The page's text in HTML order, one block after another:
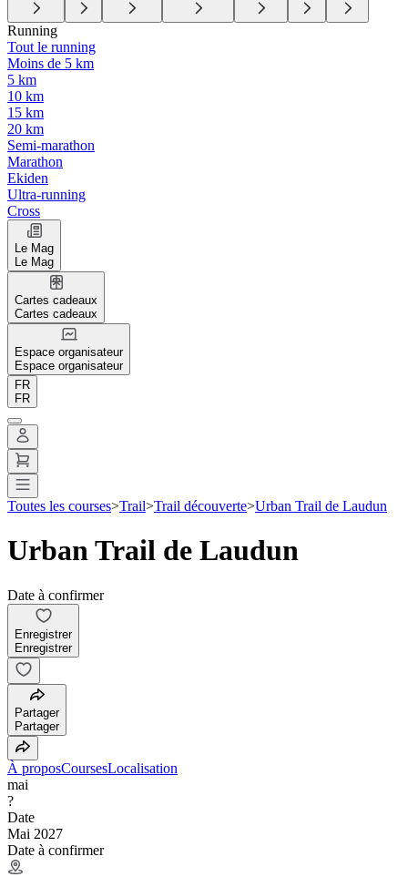
Running
Tout le running
Moins de 5 km
5 km
10 km
15 km
20 km
Semi-marathon
Marathon
Ekiden
Ultra-running
Cross
Le Mag
Le Mag
Cartes cadeaux
Cartes cadeaux
Espace organisateur
Espace organisateur
FR
FR
Toutes les courses>Trail>Trail découverte>Urban Trail de Laudun
Urban Trail de Laudun
Date à confirmer
Enregistrer
Enregistrer
Partager
Partager
À proposCoursesLocalisation
mai
?
Date
Mai 2027
Date à confirmer